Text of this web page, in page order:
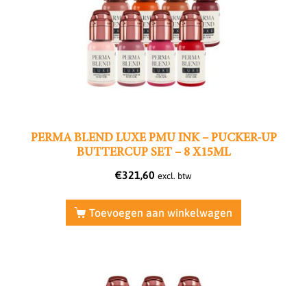
PERMA BLEND LUXE PMU INK – PUCKER-UP
BUTTERCUP SET – 8 X15ML
€321,60 excl. btw
Toevoegen aan winkelwagen